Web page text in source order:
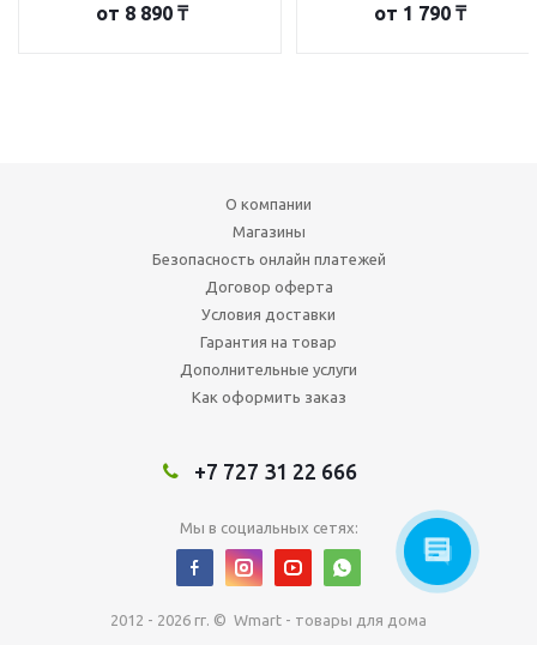
от 8 890 ₸ от 1 790 ₸
О компании
Магазины
Безопасность онлайн платежей
Договор оферта
Условия доставки
Гарантия на товар
Дополнительные услуги
Как оформить заказ
+7 727 31 22 666
Мы в социальных сетях:
2012 - 2026 гг. © Wmart - товары для дома